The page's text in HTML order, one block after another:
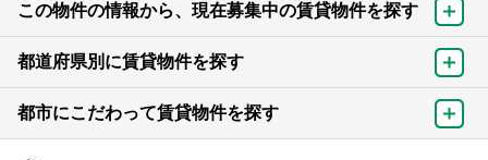
この物件の情報から、現在募集中の賃貸物件を探す
都道府県別に賃貸物件を探す
都市にこだわって賃貸物件を探す